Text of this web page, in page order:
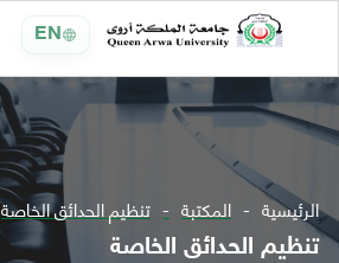
EN
الرئيسية المكتبة تنظيم الحدائق الخاصة
تنظيم الحدائق الخاصة